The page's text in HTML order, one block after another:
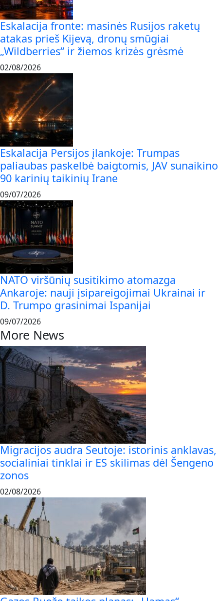
Eskalacija fronte: masinės Rusijos raketų
atakas prieš Kijevą, dronų smūgiai
„Wildberries“ ir žiemos krizės grėsmė
02/08/2026
Eskalacija Persijos įlankoje: Trumpas
paliaubas paskelbė baigtomis, JAV sunaikino
90 karinių taikinių Irane
09/07/2026
NATO viršūnių susitikimo atomazga
Ankaroje: nauji įsipareigojimai Ukrainai ir
D. Trumpo grasinimai Ispanijai
09/07/2026
More News
Migracijos audra Seutoje: istorinis anklavas,
socialiniai tinklai ir ES skilimas dėl Šengeno
zonos
02/08/2026